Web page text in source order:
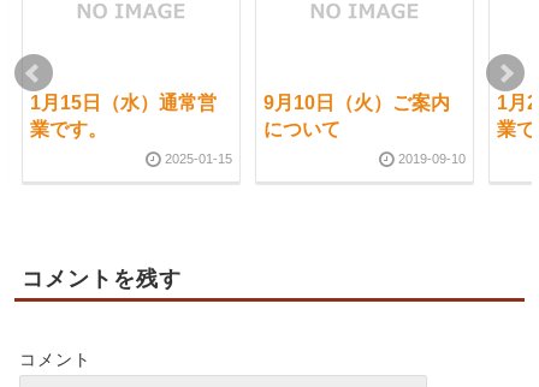
1月15日（水）通常営
業です。
2025-01-15
9月10日（火）ご案内
について
2019-09-10
1月
業
コメントを残す
コメント